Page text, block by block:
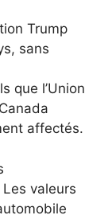
Trump
sans
que l’Union
affectés.
valeurs